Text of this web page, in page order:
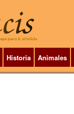
Historia Animales